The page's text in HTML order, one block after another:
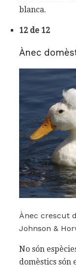
blanca.
12 de 12
Ànec
Ànec crescut
Johnson &
No són
domèstics són